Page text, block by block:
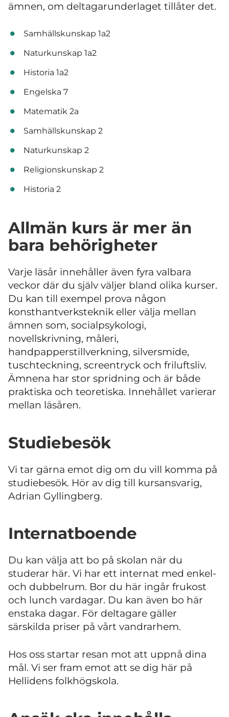
ämnen, om deltagarunderlaget tillåter det.
Samhällskunskap 1a2
Naturkunskap 1a2
Historia 1a2
Engelska 7
Matematik 2a
Samhällskunskap 2
Naturkunskap 2
Religionskunskap 2
Historia 2
Allmän kurs är mer än
bara behörigheter
Varje läsår innehåller även fyra valbara
veckor där du själv väljer bland olika kurser.
Du kan till exempel prova någon
konsthantverksteknik eller välja mellan
ämnen som, socialpsykologi,
novellskrivning, måleri,
handpapperstillverkning, silversmide,
tuschteckning, screentryck och friluftsliv.
Ämnena har stor spridning och är både
praktiska och teoretiska. Innehållet varierar
mellan läsåren.
Studiebesök
Vi tar gärna emot dig om du vill komma på
studiebesök. Hör av dig till kursansvarig,
Adrian Gyllingberg.
Internatboende
Du kan välja att bo på skolan när du
studerar här. Vi har ett internat med enkel-
och dubbelrum. Bor du här ingår frukost
och lunch vardagar. Du kan även bo här
enstaka dagar. För deltagare gäller
särskilda priser på vårt vandrarhem.
Hos oss startar resan mot att uppnå dina
mål. Vi ser fram emot att se dig här på
Hellidens folkhögskola.